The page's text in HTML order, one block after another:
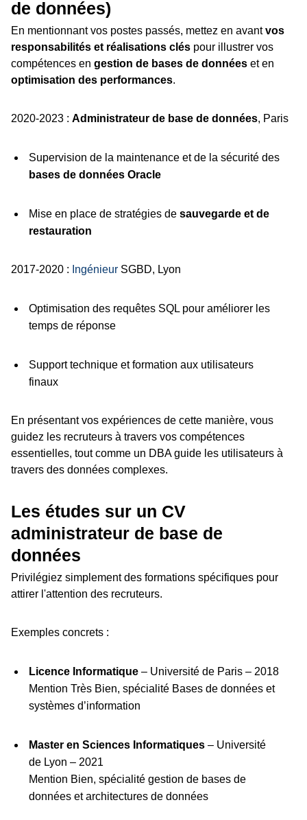
de données)
En mentionnant vos postes passés, mettez en avantvos
responsabilités et réalisations clés pour illustrer vos
compétences en gestion de bases de données et en
optimisation des performances.
2020-2023 : Administrateur de base de données, Paris
Supervision de la maintenance et de la sécurité des
bases de données Oracle
Mise en place de stratégies de sauvegarde et de
restauration
2017-2020 : Ingénieur SGBD, Lyon
Optimisation des requêtes SQL pour améliorer les
temps de réponse
Support technique et formation aux utilisateurs
finaux
En présentant vos expériences de cette manière, vous
guidez les recruteurs à travers vos compétences
essentielles, tout comme un DBA guide les utilisateurs à
travers des données complexes.
Les études sur un CV
administrateur de base de
données
Privilégiez simplement des formations spécifiques pour
attirer l'attention des recruteurs.
Exemples concrets :
Licence Informatique– Université de Paris – 2018
Mention Très Bien, spécialité Bases de données et
systèmes d’information
Master en Sciences Informatiques– Université
de Lyon – 2021
Mention Bien, spécialité gestion de bases de
données et architectures de données